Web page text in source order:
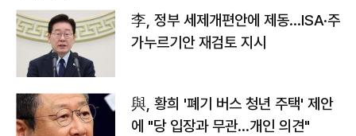
李, 정부 세제개편안에 제동…ISA·주
가누르기안 재검토 지시
與, 황희 '폐기 버스 청년 주택' 제안
에 "당 입장과 무관…개인 의견"